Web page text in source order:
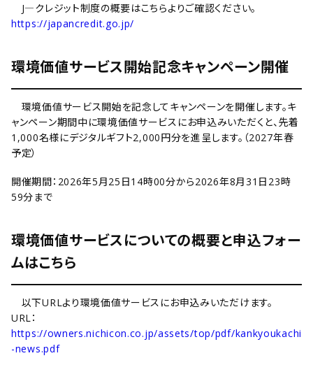
J―クレジット制度の概要はこちらよりご確認ください。
https://japancredit.go.jp/
環境価値サービス開始記念キャンペーン開催
環境価値サービス開始を記念してキャンペーンを開催します。キ
ャンペーン期間中に環境価値サービスにお申込みいただくと、先着
1,000名様にデジタルギフト2,000円分を進呈します。（2027年春
予定）
開催期間：2026年5月25日14時00分から2026年8月31日23時
59分まで
環境価値サービスについての概要と申込フォー
ムはこちら
以下URLより環境価値サービスにお申込みいただけます。
URL：
https://owners.nichicon.co.jp/assets/top/pdf/kankyoukachi
-news.pdf